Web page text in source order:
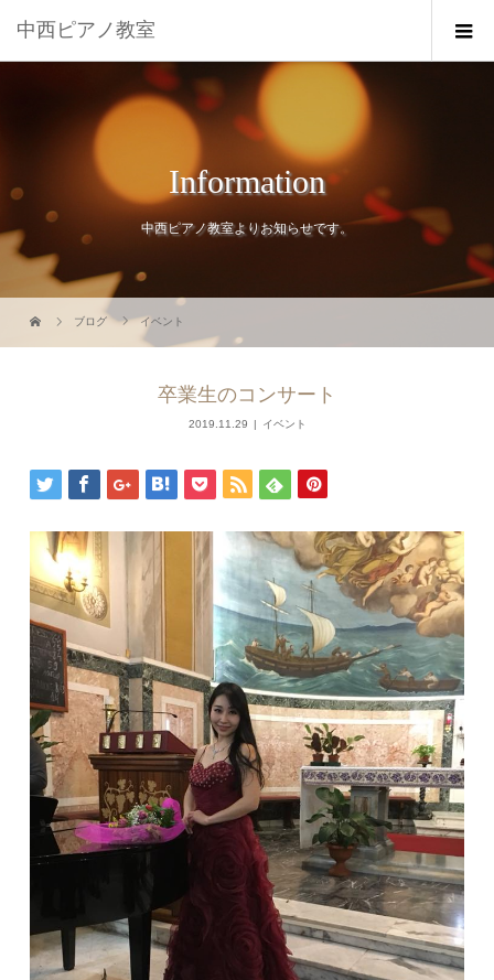
中西ピアノ教室
Information
中西ピアノ教室よりお知らせです。
ブログ イベント
卒業生のコンサート
2019.11.29 イベント